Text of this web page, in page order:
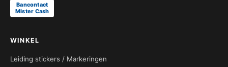
Bancontact
Mister Cash
WINKEL
Leiding stickers / Markeringen